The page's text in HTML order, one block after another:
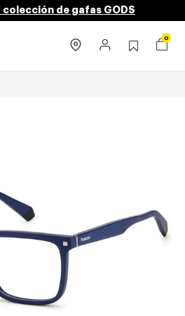
colección de gafas GODS
0